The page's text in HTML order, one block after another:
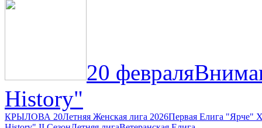
20 февраля
History"
КРЫЛОВА 20Летняя Женская лига 2026Первая Елига "Ярче"